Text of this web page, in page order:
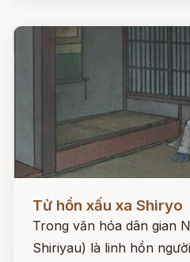
Đọc ngay
Tử hồn xấu xa Shiryo
Trong văn hóa dân gian
Shiriyau) là linh hồn